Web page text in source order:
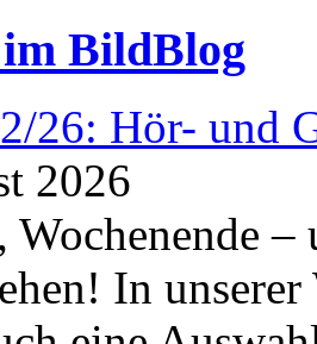
im BildBlog
26: Hör- und
2026
Wochenende
In unserer